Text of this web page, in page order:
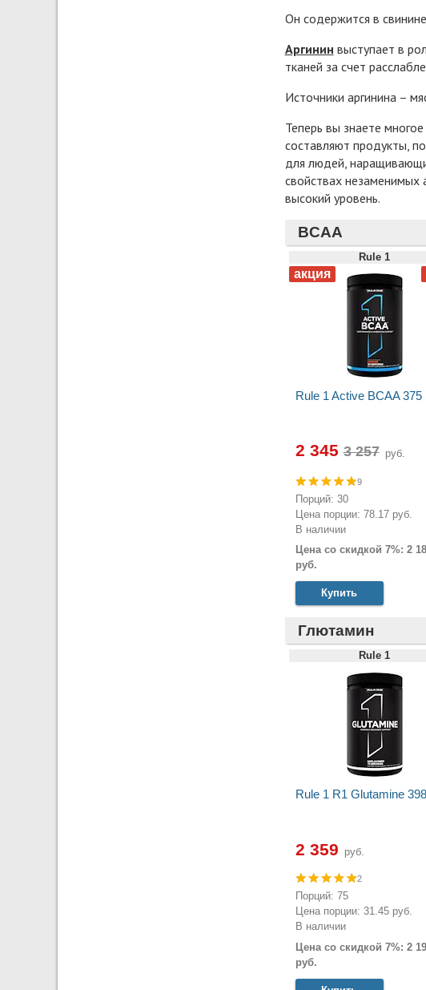
Он содержится в
Аргинин выступает в
тканей за счет
Источники аргинина –
Теперь вы знаете
составляют продукты,
для людей,
свойствах незаменимых
высокий уровень.
BCAA
Rule 1
Rule 1 Active BCAA 375
2 345 руб.
9
Порций: 30
Цена порции: 78.17 руб.
В наличии
Цена со скидкой 7%: 2
руб.
Купить
Глютамин
Rule 1
Rule 1 R1 Glutamine
2 359 руб.
2
Порций: 75
Цена порции: 31.45 руб.
В наличии
Цена со скидкой 7%: 2
руб.